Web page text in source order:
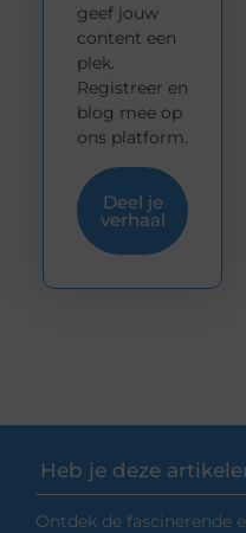
geef jouw
content een
plek.
Registreer en
blog mee op
ons platform.
Deel je
verhaal
Heb je deze
Ontdek de fascinerende